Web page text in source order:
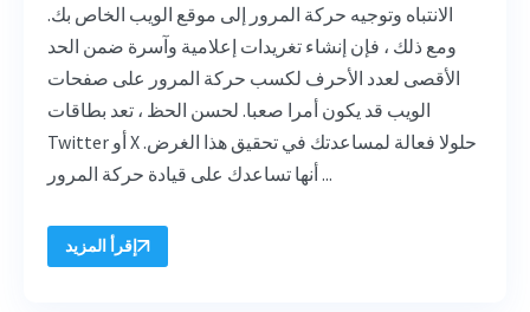
الانتباه وتوجيه حركة المرور إلى موقع الويب الخاص بك.
ومع ذلك ، فإن إنشاء تغريدات إعلامية وآسرة ضمن الحد
الأقصى لعدد الأحرف لكسب حركة المرور على صفحات
الويب قد يكون أمرا صعبا. لحسن الحظ ، تعد بطاقات
Twitter أو X حلولا فعالة لمساعدتك في تحقيق هذا الغرض.
أنها تساعدك على قيادة حركة المرور ...
إقرأ المزيد